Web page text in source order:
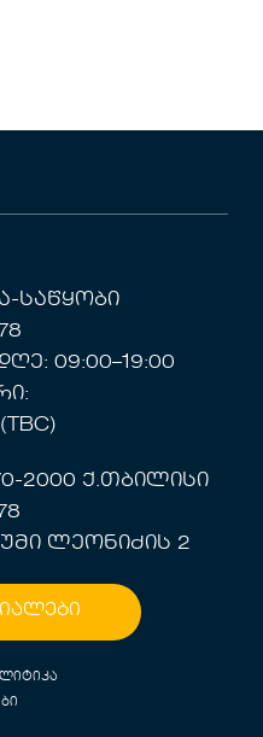
საწყობი
09:00–19:00
2000 ქ.თბილისი
ლეონიძის 2